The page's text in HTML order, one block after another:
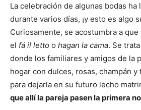
La celebración de algunas bodas
durante varios días, ¡y esto es algo
Curiosamente, se acostumbra a
el fá il letto o hagan la cama. Se
donde los familiares y amigos de la
hogar con dulces, rosas, champán
para dejarla en su futuro lecho
que allí la pareja pasen la primera